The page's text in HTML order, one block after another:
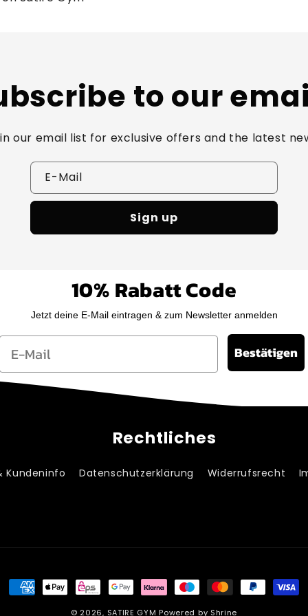
to our
our email list for exclusive offers and the latest
E-Mail
Sign up
10% Rabatt Code
Jetzt deine E-Mail eintragen & zum Newsletter anmelden
Bestätigen
Rechtliches
Kundeninfo Datenschutzerklärung Widerrufsrecht
Zahlungsmethoden
© 2026, SATIRE GYM Powered by Shrine